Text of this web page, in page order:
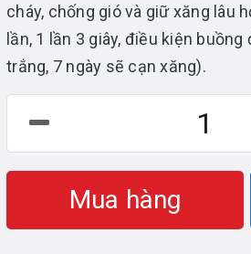
cháy, chống gió và giữ xăng lâu
lần, 1 lần 3 giây, điều kiện
trắng, 7 ngày sẽ cạn xăng).
Mua hàng